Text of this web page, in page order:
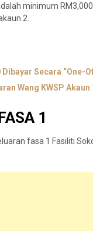
minimum
2.
Secara “One-
Wang KWSP Akaun
1
fasa 1 Fasiliti